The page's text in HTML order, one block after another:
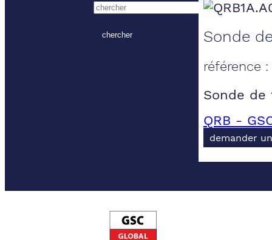
Sonde
référence :
Sonde
QRB -
demander